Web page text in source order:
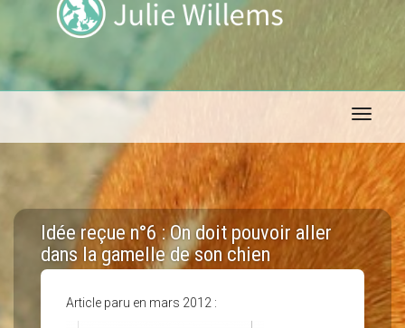
Toggle
Idée reçue n°6 : On doit pouvoir aller
dans la gamelle de son chien
Article paru en mars 2012 :